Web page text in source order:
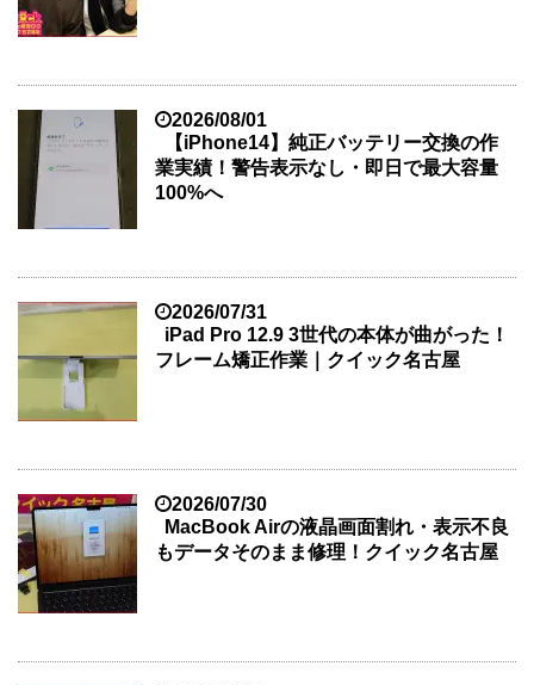
2026/08/01
【iPhone14】純正バッテリー交換の作
業実績！警告表示なし・即日で最大容量
100%へ
2026/07/31
iPad Pro 12.9 3世代の本体が曲がった！
フレーム矯正作業｜クイック名古屋
2026/07/30
MacBook Airの液晶画面割れ・表示不良
もデータそのまま修理！クイック名古屋